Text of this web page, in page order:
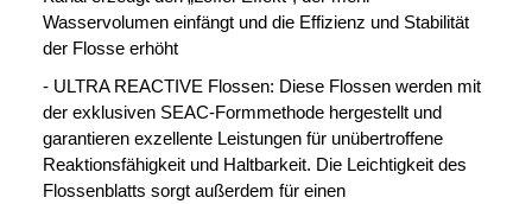
Wasservolumen einfängt und die Effizienz und Stabilität
der Flosse erhöht
- ULTRA REACTIVE Flossen: Diese Flossen werden mit
der exklusiven SEAC-Formmethode hergestellt und
garantieren exzellente Leistungen für unübertroffene
Reaktionsfähigkeit und Haltbarkeit. Die Leichtigkeit des
Flossenblatts sorgt außerdem für einen